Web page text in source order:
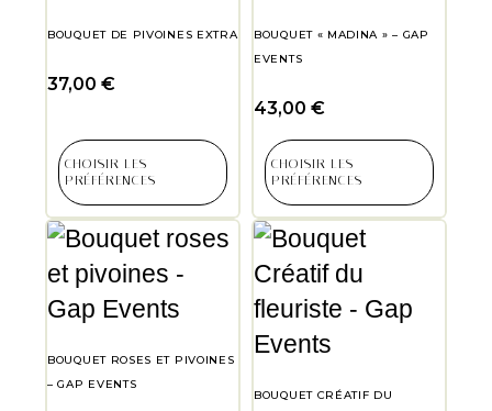
BOUQUET DE PIVOINES EXTRA
37,00 €
CHOISIR LES
PRÉFÉRENCES
BOUQUET « MADINA » – GAP
EVENTS
43,00 €
CHOISIR LES
PRÉFÉRENCES
BOUQUET ROSES ET PIVOINES
– GAP EVENTS
BOUQUET CRÉATIF DU